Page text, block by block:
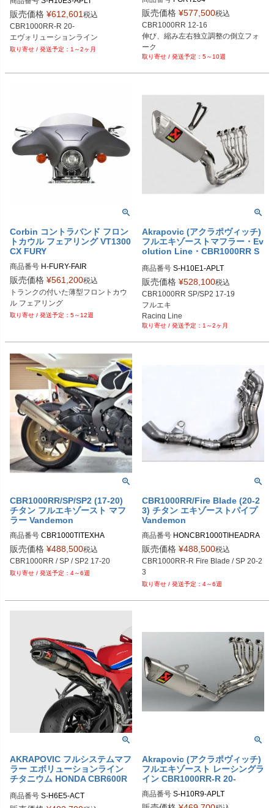
販売価格 ¥612,601 税込
CBR1000RR-R 20-
エヴォリューションライン
1～2ヶ月
EU型番：ohl_fgrt_204
販売価格 ¥577,500税込
CBR1000RR 12-16
伸び、縮み左右独立調整の倒立フォ
ーク
5～10週
Corbin コントラバンド フロン
トカウル フェアリング VT1300
CX FURY
商品番号 H-FURY-FAIR
販売価格 ¥561,200税込
トランクの付いた薄型フロントカウ
ル フェアリング
5～12週
Akrapovic (アクラポヴィッチ)
フルエキゾーストマフラー・Ev
olution Line・CBR1000RR S
商品番号
販売価格 ¥528,100税込
CBR1000RR SP/SP2 17-19
フルエキ
Racing Line
1～2ヶ月
CBR1000RR/SP/SP2 (17-20)
チタン フルエキゾースト マフ
ラー Vandemon
商品番号 CBR1000TITEXHA
販売価格 ¥488,500税込
CBR1000RR / SP / SP2 17-20
4～6週
CBR1000RR/Fire Blade (20-2
3) チタン エキゾーストパイプ
Vandemon
商品番号 HONCBR1000TIHEADRA
販売価格 ¥488,500税込
CBR1000RR-R Fire Blade / SP 20-2
3
4～6週
AKRAPOVIC フルシステムマフ
ラー エボリューションライン
チタニウム HONDA CBR600R
商品番号 S-H6E5-ACT
Akrapovic (アクラポヴィッチ)
フルエキゾースト レーシングラ
イン CBR1000RR-R 20-
商品番号